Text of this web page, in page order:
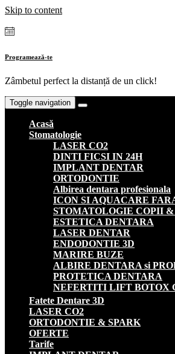
Skip to content
Programează-te
Zâmbetul perfect la distanță de un click!
Toggle navigation
Acasă
Stomatologie
LASER CO2
DINTI FICSI IN 24H
IMPLANT DENTAR
ORTODONTIE
Albirea dentara profesionala
ICON SI AQUACARE
STOMATOLOGIE COPII
ESTETICA DENTARA
LASER DENTAR
ENDODONTIE 3D
MARIRE BUZE
ALBIRE DENTARA si
PROTETICA DENTARA
NEFERTITI LIFT BOTOX
Fatete Dentare 3D
LASER CO2
ORTODONTIE & SPARK
OFERTE
Tarife